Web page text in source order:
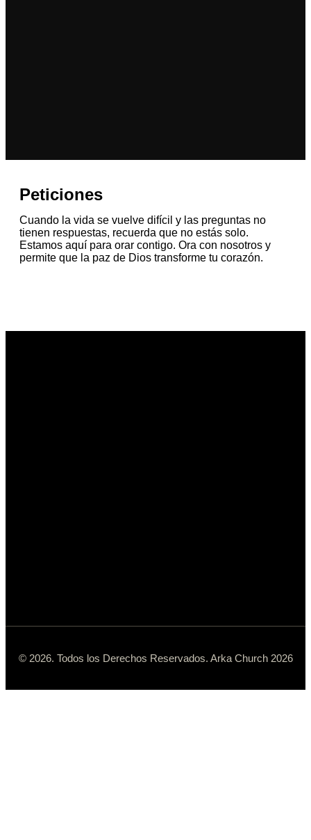
Peticiones
Cuando la vida se vuelve difícil y las preguntas no
tienen respuestas, recuerda que no estás solo.
Estamos aquí para orar contigo. Ora con nosotros y
permite que la paz de Dios transforme tu corazón.
© 2026. Todos los Derechos Reservados. Arka Church 2026